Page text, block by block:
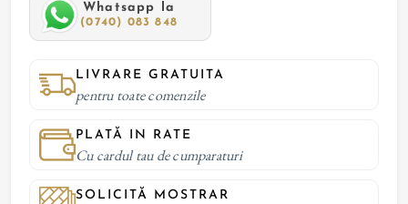
Whatsapp la
(0740) 083 848
LIVRARE GRATUITA
pentru toate comenzile
PLATĂ IN RATE
Cu cardul tau de cumparaturi
SOLICITĂ MOSTRAR